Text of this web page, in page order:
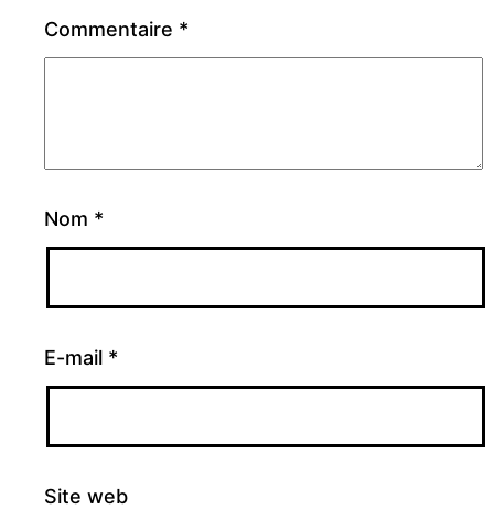
Commentaire *
Nom *
E-mail *
Site web